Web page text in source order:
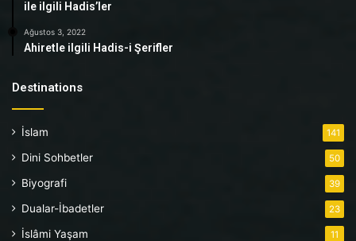
ile ilgili Hadis’ler
Ağustos 3, 2022
Ahiretle ilgili Hadis-i Şerifler
Destinations
İslam 141
Dini Sohbetler 50
Biyografi 39
Dualar-İbadetler 23
İslâmi Yaşam 11